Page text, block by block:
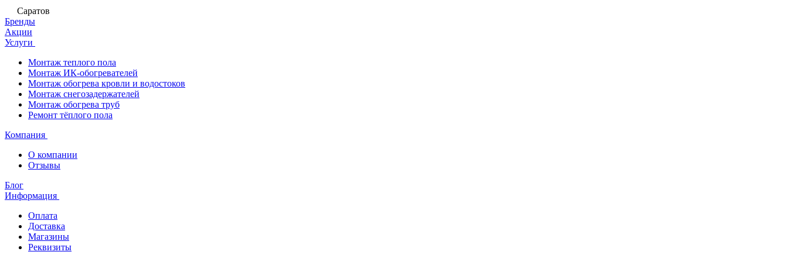
Саратов
Бренды
Акции
Услуги
Монтаж теплого пола
Монтаж ИК-обогревателей
Монтаж обогрева кровли и водостоков
Монтаж снегозадержателей
Монтаж обогрева труб
Ремонт тёплого пола
Компания
О компании
Отзывы
Блог
Информация
Оплата
Доставка
Магазины
Реквизиты